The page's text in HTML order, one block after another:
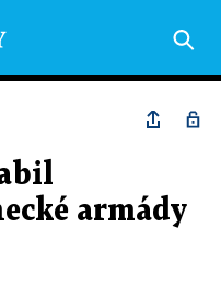
armády